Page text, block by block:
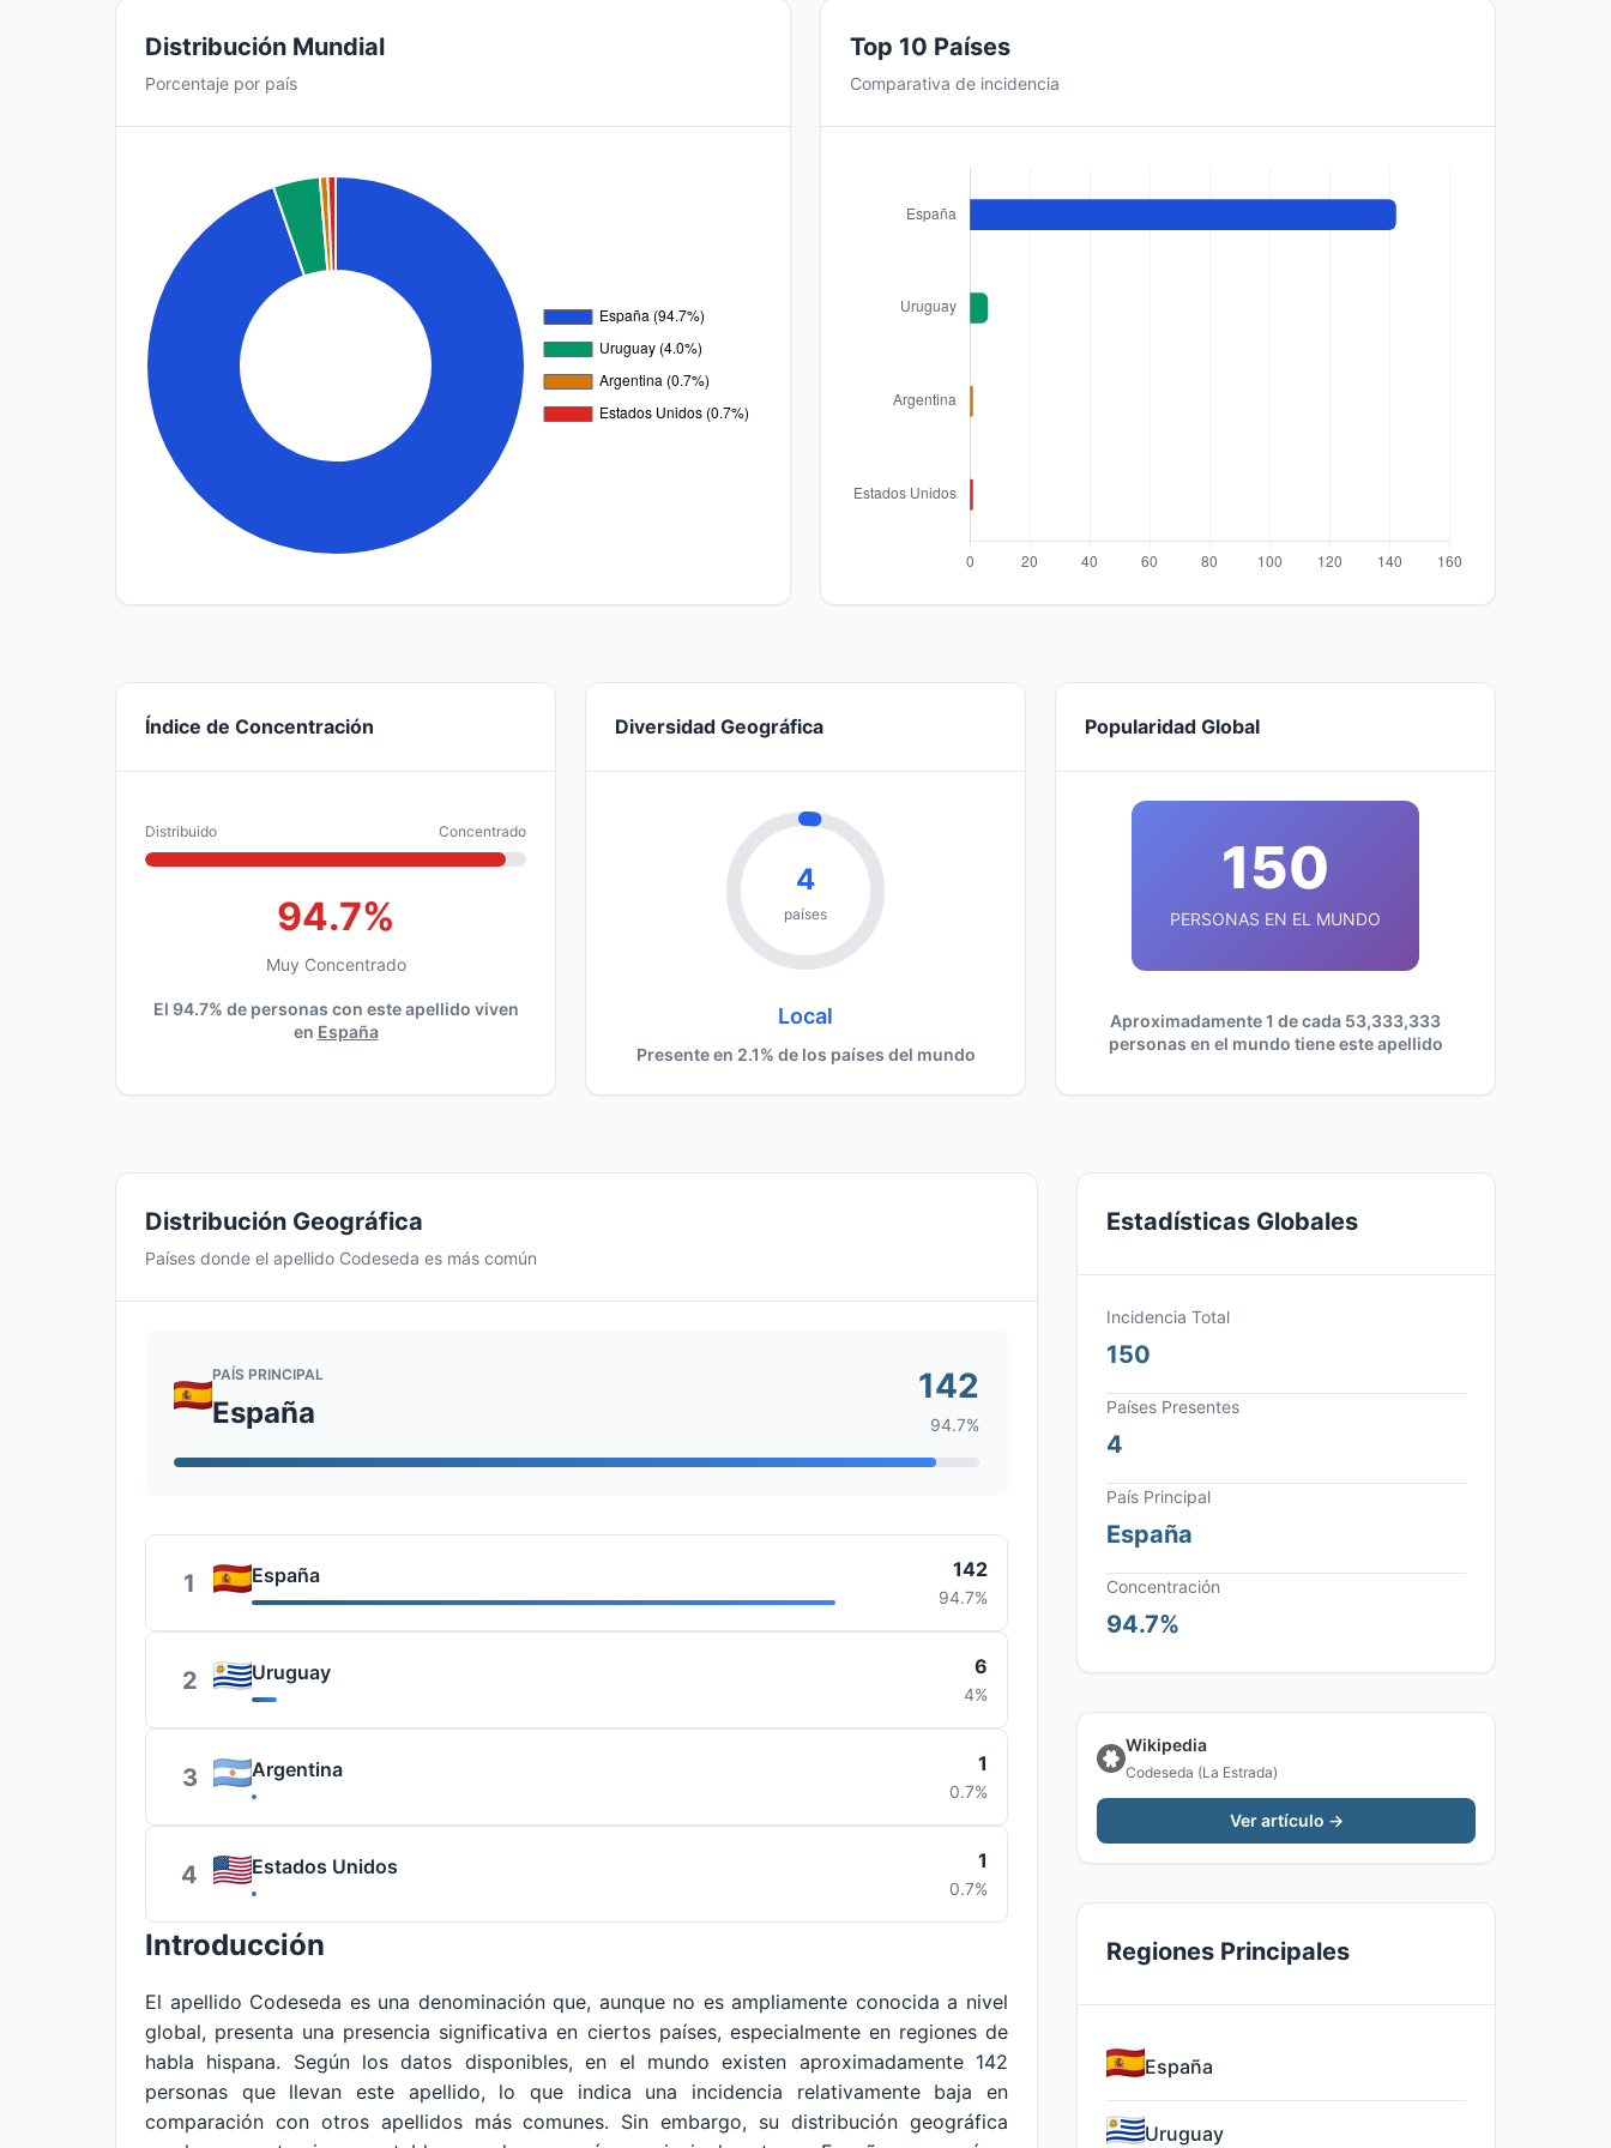
Distribución Mundial
Porcentaje por país
Top 10 Países
Comparativa de incidencia
Índice de Concentración
Distribuido Concentrado
94.7%
Muy Concentrado
El 94.7% de personas con este apellido viven
en España
Diversidad Geográfica
4
países
Local
Presente en 2.1% de los países del mundo
Popularidad Global
150
PERSONAS EN EL MUNDO
Aproximadamente 1 de cada 53,333,333
personas en el mundo tiene este apellido
Distribución Geográfica
Países donde el apellido Codeseda es más común
PAÍS PRINCIPAL
España
142
94.7%
1 España 142
94.7%
2 Uruguay 6
4%
3 Argentina 1
0.7%
4 Estados Unidos 1
0.7%
Introducción
El apellido Codeseda es una denominación que, aunque no es ampliamente conocida a nivel
global, presenta una presencia significativa en ciertos países, especialmente en regiones de
habla hispana. Según los datos disponibles, en el mundo existen aproximadamente 142
personas que llevan este apellido, lo que indica una incidencia relativamente baja en
comparación con otros apellidos más comunes. Sin embargo, su distribución geográfica
Estadísticas Globales
Incidencia Total
150
Países Presentes
4
País Principal
España
Concentración
94.7%
Wikipedia
Codeseda (La Estrada)
Ver artículo →
Regiones Principales
España
Uruguay